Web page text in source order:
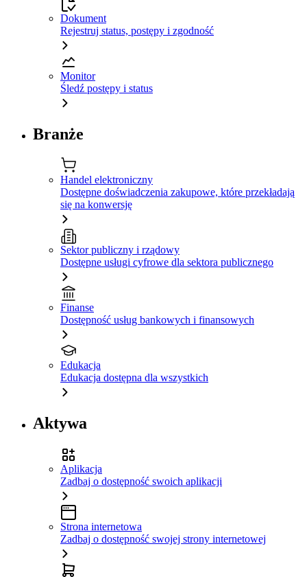
Dokument
Rejestruj status, postępy i zgodność
Monitor
Śledź postępy i status
Branże
Handel elektroniczny
Dostępne doświadczenia zakupowe, które przekładają
się na konwersję
Sektor publiczny i rządowy
Dostępne usługi cyfrowe dla sektora publicznego
Finanse
Dostępność usług bankowych i finansowych
Edukacja
Edukacja dostępna dla wszystkich
Aktywa
Aplikacja
Zadbaj o dostępność swoich aplikacji
Strona internetowa
Zadbaj o dostępność swojej strony internetowej